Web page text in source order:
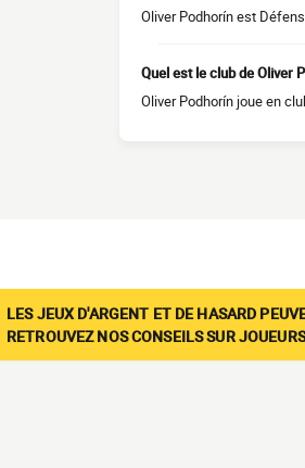
Oliver Podhorín est
Quel est le club de Oliver
Oliver Podhorín joue en
LES JEUX D'ARGENT ET DE HASARD
RETROUVEZ NOS CONSEILS SUR